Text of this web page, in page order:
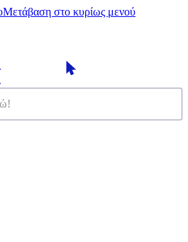
Μετάβαση στο κυρίως μενού